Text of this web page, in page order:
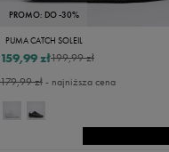
PROMO: DO -30%
PUMA CATCH SOLEIL
199,99 zł
159,99 zł
179,99 zł- najniższa cena